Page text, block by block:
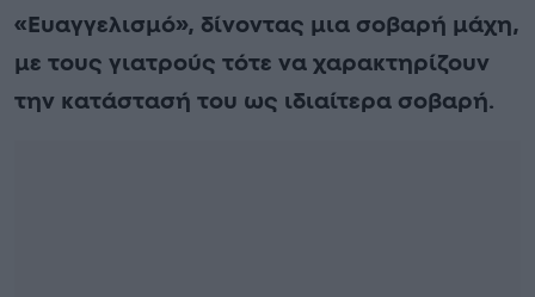
«Ευαγγελισμό», δίνοντας μια σοβαρή μάχη,
με τους γιατρούς τότε να χαρακτηρίζουν
την κατάστασή του ως ιδιαίτερα σοβαρή.